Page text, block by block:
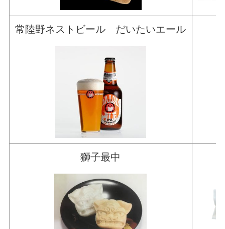
常陸野ネストビール だいたいエール
獅子最中